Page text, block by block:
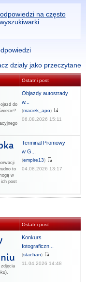
odpowiedzi na często
wyszukiwarki
działy jako przeczytane
Ostatni post
do
Objazdy autostrady
w...
(maciek_apo)
06.08.2026 15:11
to
w
ich post
Terminal Promowy
w G...
(empire13)
04.08.2026 13:17
Ostatni post
zdjęcia
Konkurs
fotograficzn...
(stachan)
11.04.2026 14:48